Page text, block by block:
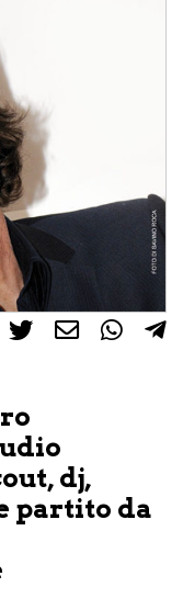
dj,
partito da